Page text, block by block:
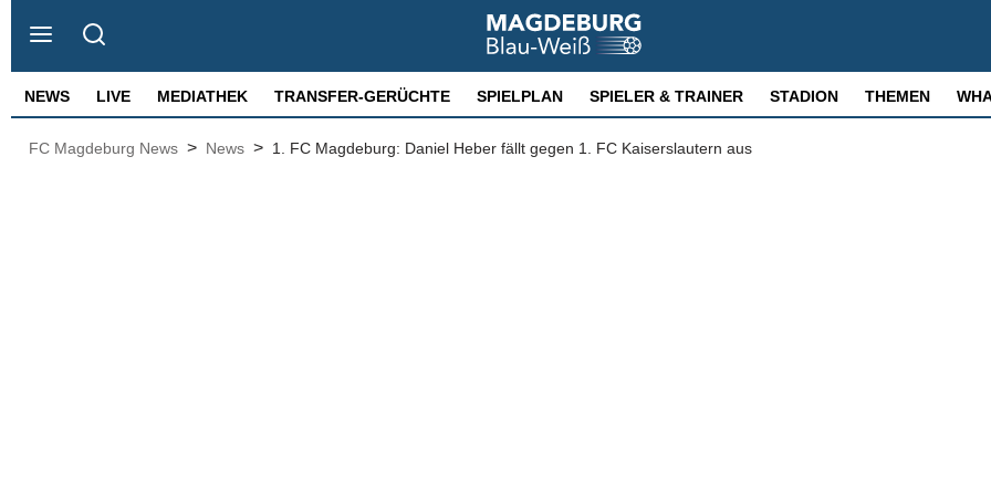
NEWS LIVE MEDIATHEK TRANSFER-GERÜCHTE SPIELPLAN SPIELER & TRAINER STADION THEMEN
FC Magdeburg News > News > 1. FC Magdeburg: Daniel Heber fällt gegen 1. FC Kaiserslautern aus